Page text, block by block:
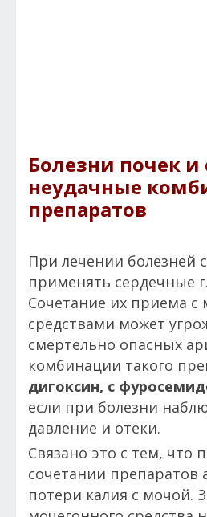
Болезни почек и
неудачные
препаратов
При лечении болезней
применять сердечные
Сочетание их приема
средствами может
смертельно опасных
комбинации такого
дигоксин, с
если при болезни
давление и отеки.
Связано это с тем, что
сочетании препаратов
потери калия с мочой.